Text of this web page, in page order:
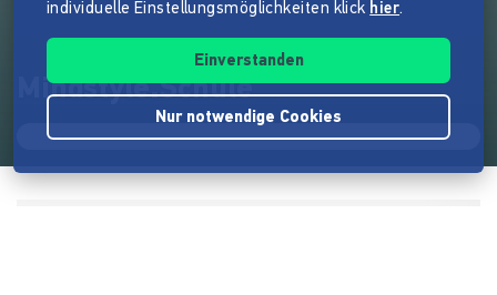
Mindstyle.Schule
individuelle Einstellungsmöglichkeiten klick hier.
Einverstanden
Nur notwendige Cookies